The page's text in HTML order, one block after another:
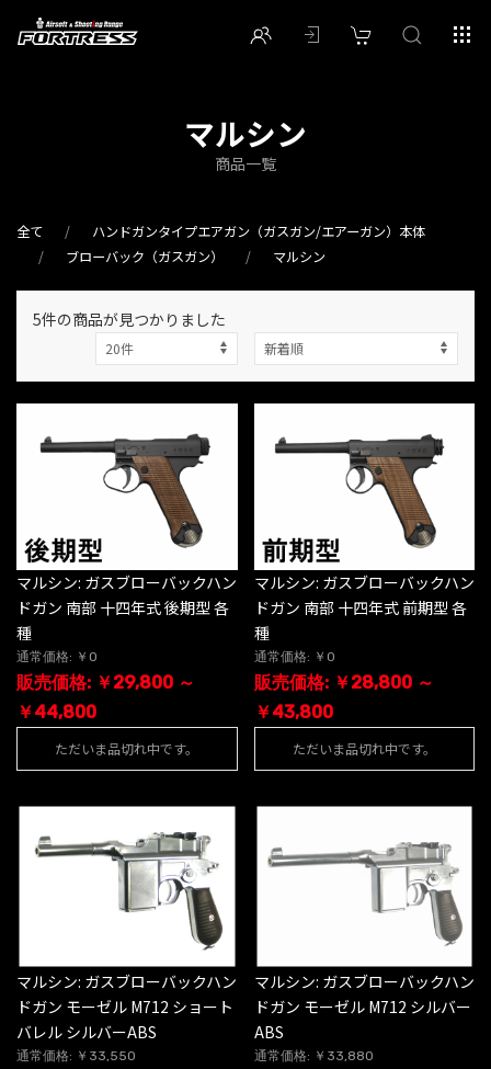
マルシン
商品一覧
全て
ハンドガンタイプエアガン（ガスガン/エアーガン）本体
ブローバック（ガスガン）
マルシン
5件の商品が見つかりました
マルシン: ガスブローバックハン
ドガン 南部 十四年式 後期型 各
種
通常価格: ￥0
販売価格: ￥29,800 ～
￥44,800
ただいま品切れ中です。
マルシン: ガスブローバックハン
ドガン 南部 十四年式 前期型 各
種
通常価格: ￥0
販売価格: ￥28,800 ～
￥43,800
ただいま品切れ中です。
マルシン: ガスブローバックハン
ドガン モーゼル M712 ショート
バレル シルバーABS
通常価格: ￥33,550
マルシン: ガスブローバックハン
ドガン モーゼル M712 シルバー
ABS
通常価格: ￥33,880